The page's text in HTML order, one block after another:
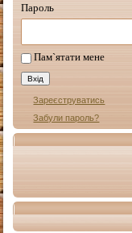
Пароль
Пам`ятати мене
Зареєструватись
Забули пароль?